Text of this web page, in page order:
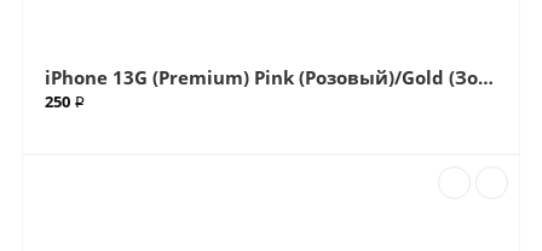
iPhone 13G (Premium) Pink (Розовый)/Gold (Золотой) Big (Большой вырез) Крышка (Артик.ГС-504)
250 ₽